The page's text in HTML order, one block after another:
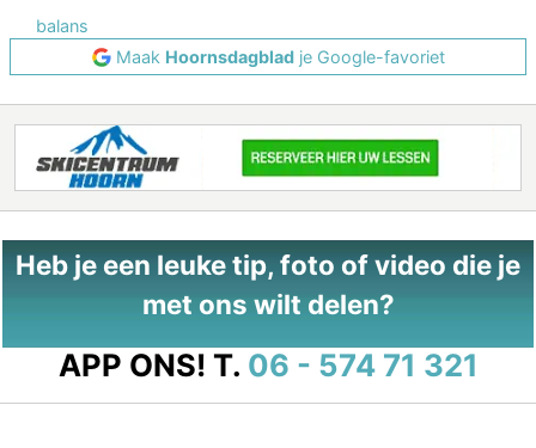
balans
Maak Hoornsdagbladje Google-favoriet
Heb je een leuke tip, foto of video die je
met ons wilt delen?
APP ONS! T. 06 - 574 71 321